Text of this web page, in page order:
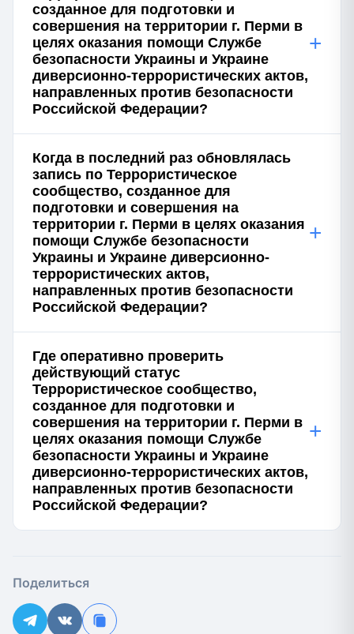
созданное для подготовки и
совершения на территории г. Перми в
целях оказания помощи Службе
безопасности Украины и Украине
диверсионно-террористических актов,
направленных против безопасности
Российской Федерации?
+
Когда в последний раз обновлялась
запись по Террористическое
сообщество, созданное для
подготовки и совершения на
территории г. Перми в целях оказания
помощи Службе безопасности
Украины и Украине диверсионно-
террористических актов,
направленных против безопасности
Российской Федерации?
+
Где оперативно проверить
действующий статус
Террористическое сообщество,
созданное для подготовки и
совершения на территории г. Перми в
целях оказания помощи Службе
безопасности Украины и Украине
диверсионно-террористических актов,
направленных против безопасности
Российской Федерации?
+
Поделиться